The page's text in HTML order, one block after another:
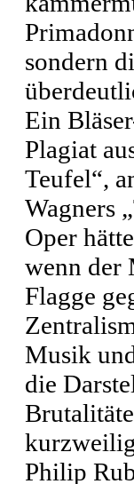
sondern
Ein
Plagiat
Teufel“,
Wagners
Oper
wenn der
Flagge
Musik
die
Philip